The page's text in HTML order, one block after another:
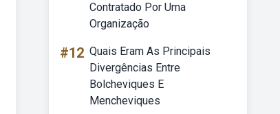
Contratado Por Uma
Organização
#12 Quais Eram As Principais
Divergências Entre
Bolcheviques E
Mencheviques